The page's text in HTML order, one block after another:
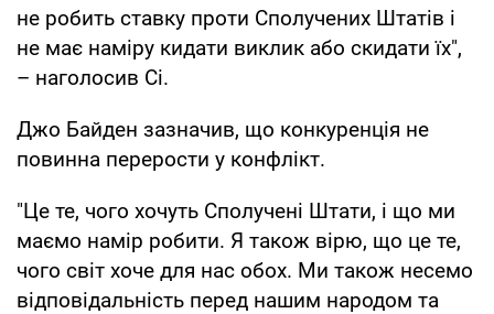
не робить ставку проти Сполучених Штатів і
не має наміру кидати виклик або скидати їх",
– наголосив Сі.
Джо Байден зазначив, що конкуренція не
повинна перерости у конфлікт.
"Це те, чого хочуть Сполучені Штати, і що ми
маємо намір робити. Я також вірю, що це те,
чого світ хоче для нас обох. Ми також несемо
відповідальність перед нашим народом та